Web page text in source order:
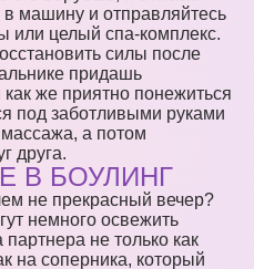
машину и отправляйтесь
или целый спа-комплекс.
силы после
придашь
же приятно понежиться
под заботливыми руками
а потом
друга.
В БОУЛИНГ
не прекрасный вечер?
немного освежить
не только как
на соперника, который